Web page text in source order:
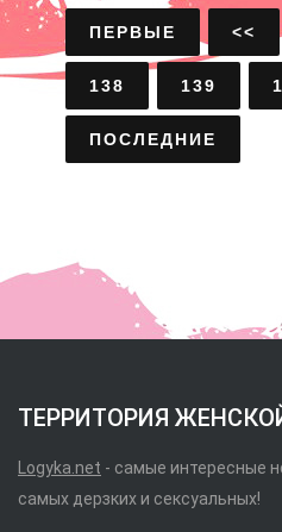
ПЕРВЫЕ <<
138 139
ПОСЛЕДНИЕ
ТЕРРИТОРИЯ
Logyka.net - самые интересные
самых дерзких и сексуальных!